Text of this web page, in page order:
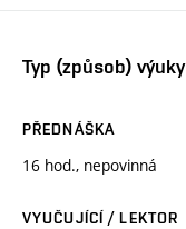
Typ (způsob) výuky
PŘEDNÁŠKA
16 hod., nepovinná
VYUČUJÍCÍ / LEKTOR